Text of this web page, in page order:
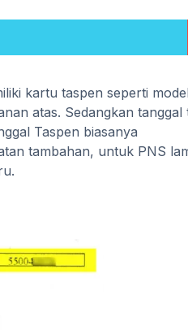
kartu taspen seperti
atas. Sedangkan tanggal
Taspen biasanya
tambahan, untuk PNS